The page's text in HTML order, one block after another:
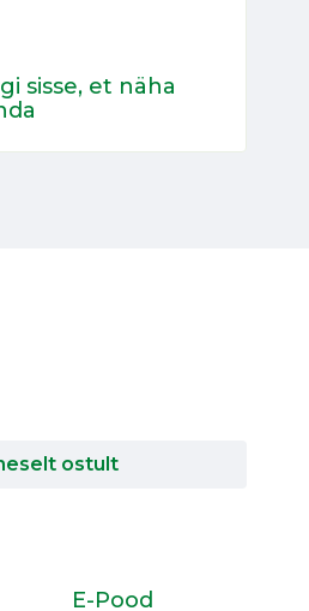
sisse, et näha
ostult
E-Pood